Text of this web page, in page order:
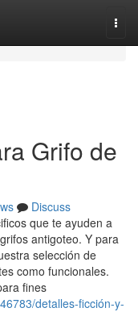
Grifo de
Discuss
que te ayuden a
antigoteo. Y para
selección de
como funcionales.
fines
detalles-ficción-y-